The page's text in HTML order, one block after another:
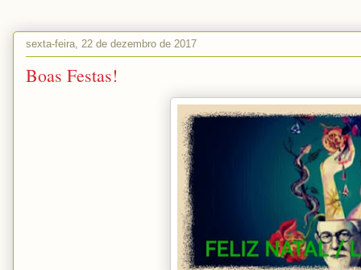
sexta-feira, 22 de dezembro de 2017
Boas Festas!